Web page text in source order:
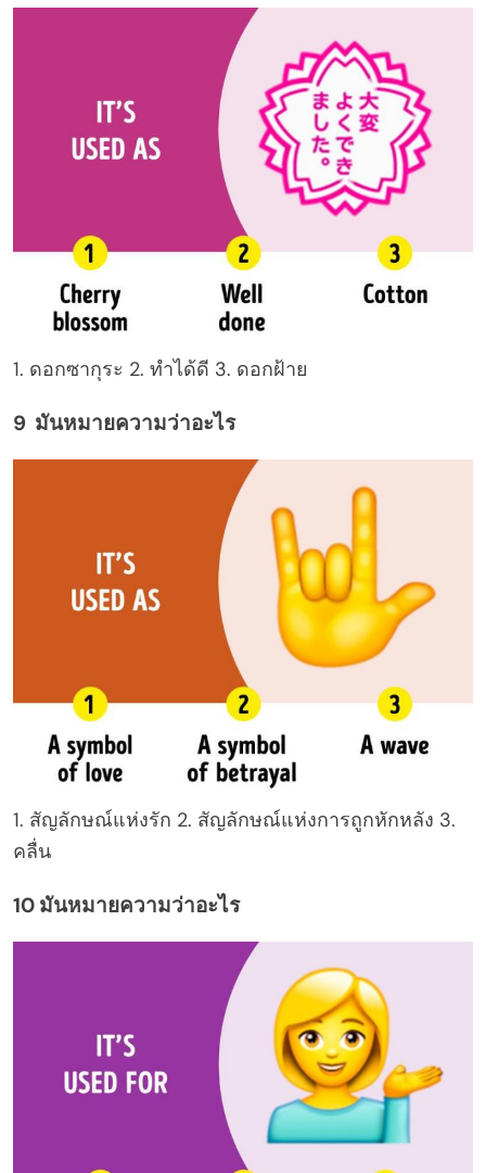
1. ดอกซากุระ 2. ทำได้ดี 3. ดอกฝ้าย
9 มันหมายความว่าอะไร
1. สัญลักษณ์แห่งรัก 2. สัญลักษณ์แห่งการถูกหักหลัง 3.
คลื่น
10 มันหมายความว่าอะไร